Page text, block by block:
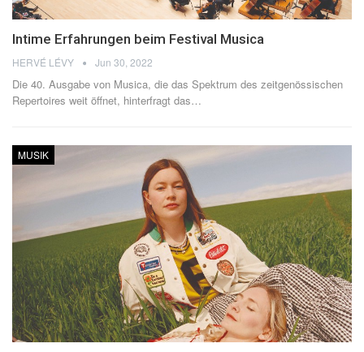
Intime Erfahrungen beim Festival Musica
HERVÉ LÉVY Jun 30, 2022
Die 40. Ausgabe von Musica, die das Spektrum des zeitgenössischen
Repertoires weit öffnet, hinterfragt das…
MUSIK